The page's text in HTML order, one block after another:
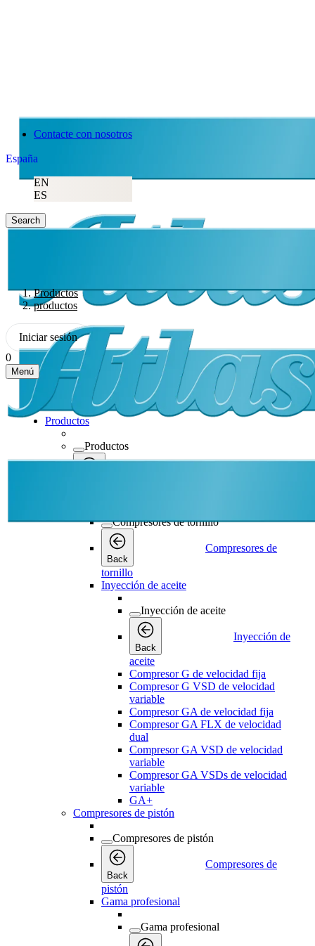
Contacte con nosotros
España
EN
ES
Search
Productos
productos
Iniciar sesión
0
Menú
Productos
Productos
Compresores de tornillo
Back
Compresores de
tornillo
Inyección de aceite
Inyección de aceite
Back
Inyección de
aceite
Compresor G de velocidad fija
Compresor G VSD de velocidad
variable
Compresor GA de velocidad fija
Compresor GA FLX de velocidad
dual
Compresor GA VSD de velocidad
variable
Compresor GA VSDs de velocidad
variable
GA+
Compresores de pistón
Compresores de pistón
Back
Compresores de
pistón
Gama profesional
Gama profesional